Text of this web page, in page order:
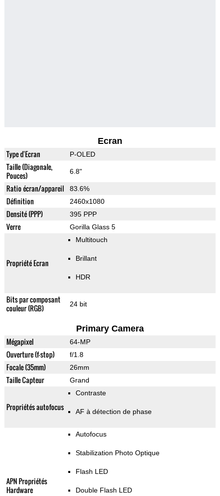
Ecran
Type d'Ecran P-OLED
Taille (Diagonale,
Pouces)
6.8"
Ratio écran/appareil 83.6%
Définition 2460x1080
Densité (PPP) 395 PPP
Verre Gorilla Glass 5
Propriété Ecran
Multitouch
Brillant
HDR
Bits par composant
couleur (RGB)
24 bit
Primary Camera
Mégapixel 64-MP
Ouverture (f-stop) f/1.8
Focale (35mm) 26mm
Taille Capteur Grand
Propriétés autofocus
Contraste
AF à détection de phase
APN Propriétés
Hardware
Autofocus
Stabilization Photo Optique
Flash LED
Double Flash LED